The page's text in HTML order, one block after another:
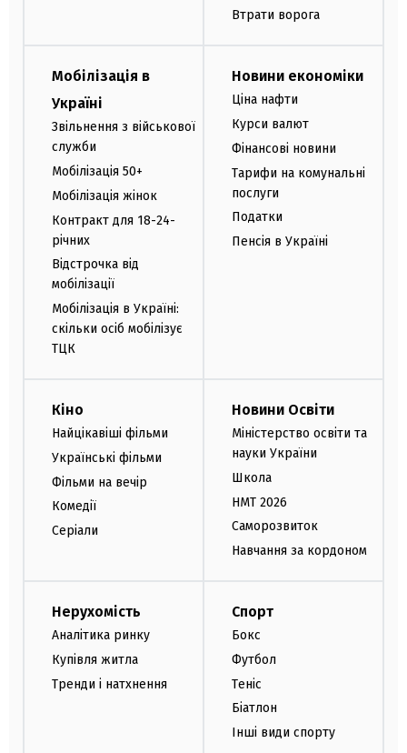
Втрати ворога
Мобілізація в
Україні
Звільнення з військової
служби
Мобілізація 50+
Мобілізація жінок
Контракт для 18-24-
річних
Відстрочка від
мобілізації
Мобілізація в Україні:
скільки осіб мобілізує
ТЦК
Новини економіки
Ціна нафти
Курси валют
Фінансові новини
Тарифи на комунальні
послуги
Податки
Пенсія в Україні
Кіно
Найцікавіші фільми
Українські фільми
Фільми на вечір
Комедії
Серіали
Новини Освіти
Міністерство освіти та
науки України
Школа
НМТ 2026
Саморозвиток
Навчання за кордоном
Нерухомість
Аналітика ринку
Купівля житла
Тренди і натхнення
Спорт
Бокс
Футбол
Теніс
Біатлон
Інші види спорту